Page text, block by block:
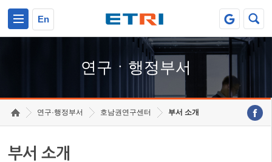
En
연구ㆍ행정부서
연구·행정부서 호남권연구센터 부서 소개
부서 소개